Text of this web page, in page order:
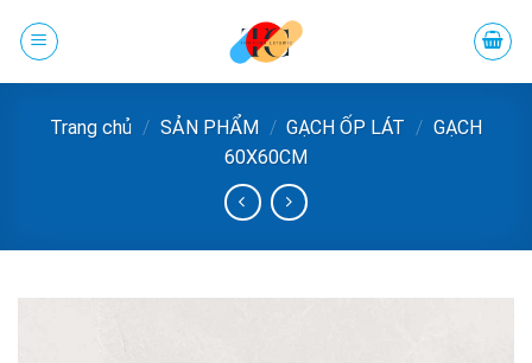
đến
Trang chủ / SẢN PHẨM / GẠCH ỐP LÁT / GẠCH
60X60CM